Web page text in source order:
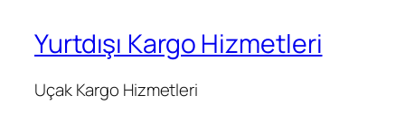
Yurtdışı Kargo Hizmetleri
Uçak Kargo Hizmetleri